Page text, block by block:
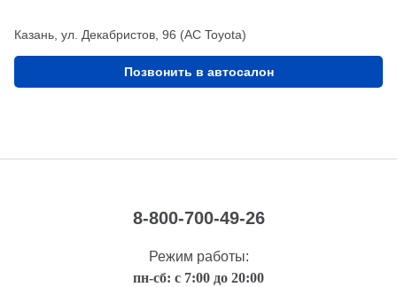
Казань, ул. Декабристов, 96 (АС Toyota)
Позвонить в автосалон
8-800-700-49-26
Режим работы:
пн-сб: с 7:00 до 20:00